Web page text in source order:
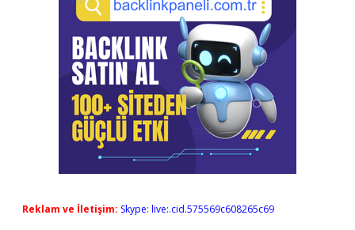
Reklam ve İletişim: Skype: live:.cid.575569c608265c69